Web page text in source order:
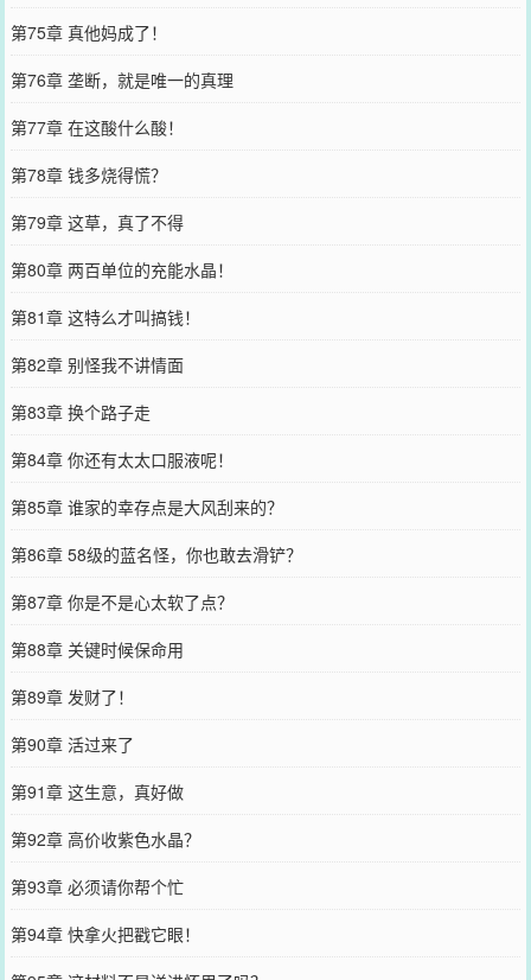
第75章 真他妈成了！
第76章 垄断，就是唯一的真理
第77章 在这酸什么酸！
第78章 钱多烧得慌？
第79章 这草，真了不得
第80章 两百单位的充能水晶！
第81章 这特么才叫搞钱！
第82章 别怪我不讲情面
第83章 换个路子走
第84章 你还有太太口服液呢！
第85章 谁家的幸存点是大风刮来的？
第86章 58级的蓝名怪，你也敢去滑铲？
第87章 你是不是心太软了点？
第88章 关键时候保命用
第89章 发财了！
第90章 活过来了
第91章 这生意，真好做
第92章 高价收紫色水晶？
第93章 必须请你帮个忙
第94章 快拿火把戳它眼！